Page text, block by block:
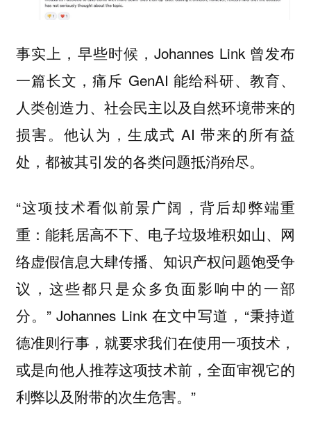
事实上，早些时候，Johannes Link 曾发布
一篇长文，痛斥 GenAI 能给科研、教育、
人类创造力、社会民主以及自然环境带来的
损害。他认为，生成式 AI 带来的所有益
处，都被其引发的各类问题抵消殆尽。
“这项技术看似前景广阔，背后却弊端重
重：能耗居高不下、电子垃圾堆积如山、网
络虚假信息大肆传播、知识产权问题饱受争
议，这些都只是众多负面影响中的一部
分。” Johannes Link 在文中写道，“秉持道
德准则行事，就要求我们在使用一项技术，
或是向他人推荐这项技术前，全面审视它的
利弊以及附带的次生危害。”